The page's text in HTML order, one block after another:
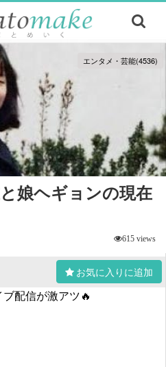
エンタメ・芸能(4536)
娘ヘギョンの現在
615 views
お気に入りに追加
配信が激アツ🔥